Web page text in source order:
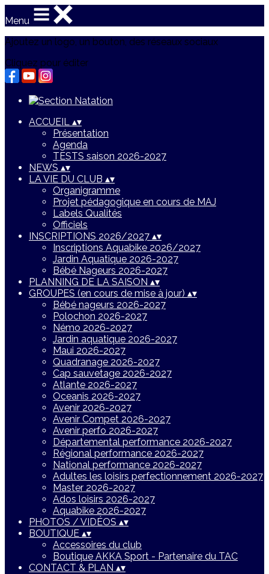
Menu
Ajoutez un logo, un bouton, des réseaux sociaux
Cliquez pour éditer
ACCUEIL ▴▾
Présentation
Agenda
TESTS saison 2026-2027
NEWS ▴▾
LA VIE DU CLUB ▴▾
Organigramme
Projet pédagogique en cours de MAJ
Labels Qualités
Officiels
INSCRIPTIONS 2026/2027 ▴▾
Inscriptions Aquabike 2026/2027
Jardin Aquatique 2026-2027
Bébé Nageurs 2026-2027
PLANNING DE LA SAISON ▴▾
GROUPES (en cours de mise à jour) ▴▾
Bébé nageurs 2026-2027
Polochon 2026-2027
Némo 2026-2027
Jardin aquatique 2026-2027
Maui 2026-2027
Quadranage 2026-2027
Cap sauvetage 2026-2027
Atlante 2026-2027
Oceanis 2026-2027
Avenir 2026-2027
Avenir Compet 2026-2027
Avenir perfo 2026-2027
Départemental performance 2026-2027
Régional performance 2026-2027
National performance 2026-2027
Adultes les loisirs perfectionnement 2026-2027
Master 2026-2027
Ados loisirs 2026-2027
Aquabike 2026-2027
PHOTOS / VIDÉOS ▴▾
BOUTIQUE ▴▾
Accessoires du club
Boutique AKKA Sport - Partenaire du TAC
CONTACT & PLAN ▴▾